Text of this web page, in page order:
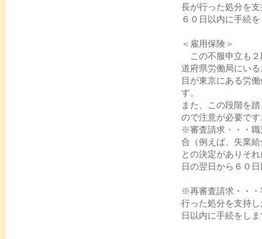
長が行った処分を
６０日以内に手続
＜雇用保険＞
この不服申立も２
道府県労働局にい
目が東京にある労
す。
また、この段階を
ので注意が必要です
※審査請求・・・職
合（例えば、失業
との決定がありそ
日の翌日から６０
※再審査請求・・・
行った処分を支持
日以内に手続をし